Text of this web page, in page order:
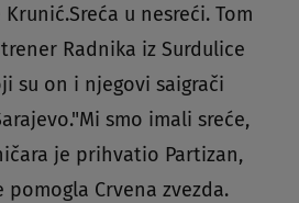
u nesreći. Tom
Radnika iz Surdulice
su on i njegovi saigrači
smo imali sreće,
je prihvatio Partizan,
pomogla Crvena zvezda.